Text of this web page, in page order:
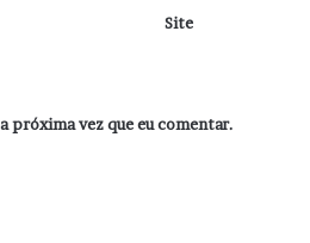
Site
próxima vez que eu comentar.